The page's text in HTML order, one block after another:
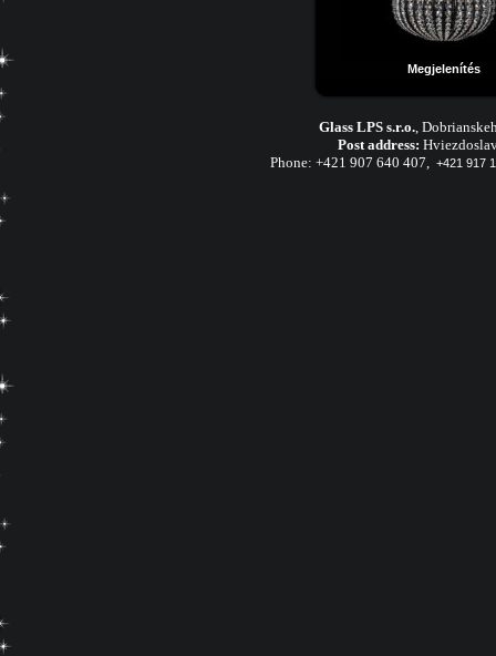
Megjelenítés
Glass LPS s.r.o.,
Post address:
Phone: +421 907 640 407, +421 917